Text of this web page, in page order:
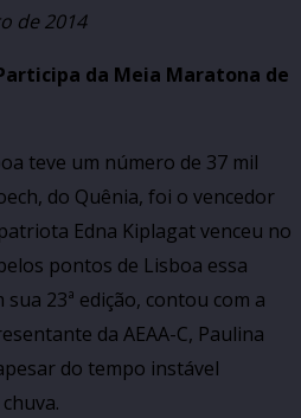
de 2014
da Meia Maratona de
teve um número de 37 mil
do Quênia, foi o vencedor
Edna Kiplagat venceu no
pontos de Lisboa essa
23ª edição, contou com a
da AEAA-C, Paulina
do tempo instável